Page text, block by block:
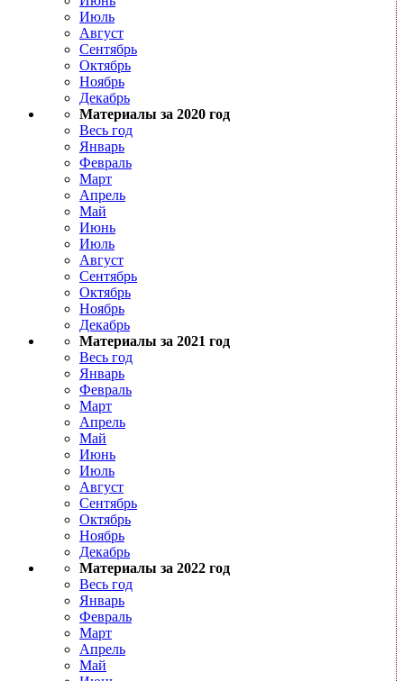
Июль
Август
Сентябрь
Октябрь
Ноябрь
Декабрь
Материалы за 2020 год
Весь год
Январь
Февраль
Март
Апрель
Май
Июнь
Июль
Август
Сентябрь
Октябрь
Ноябрь
Декабрь
Материалы за 2021 год
Весь год
Январь
Февраль
Март
Апрель
Май
Июнь
Июль
Август
Сентябрь
Октябрь
Ноябрь
Декабрь
Материалы за 2022 год
Весь год
Январь
Февраль
Март
Апрель
Май